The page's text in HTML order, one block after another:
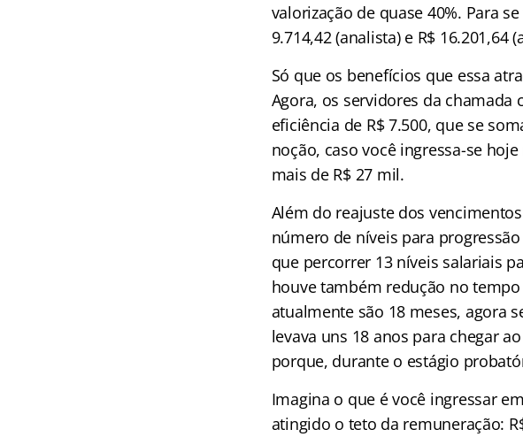
valorização de quase 40%. Para
9.714,42 (analista) e R$ 16.201,64
Só que os benefícios que essa
Agora, os servidores da
eficiência de R$ 7.500, que se
noção, caso você ingressa-se
mais de R$ 27 mil.
Além do reajuste dos
número de níveis para
que percorrer 13 níveis salariais
houve também redução no
atualmente são 18 meses, agora
levava uns 18 anos para chegar
porque, durante o estágio
Imagina o que é você ingressar
atingido o teto da remuneração: